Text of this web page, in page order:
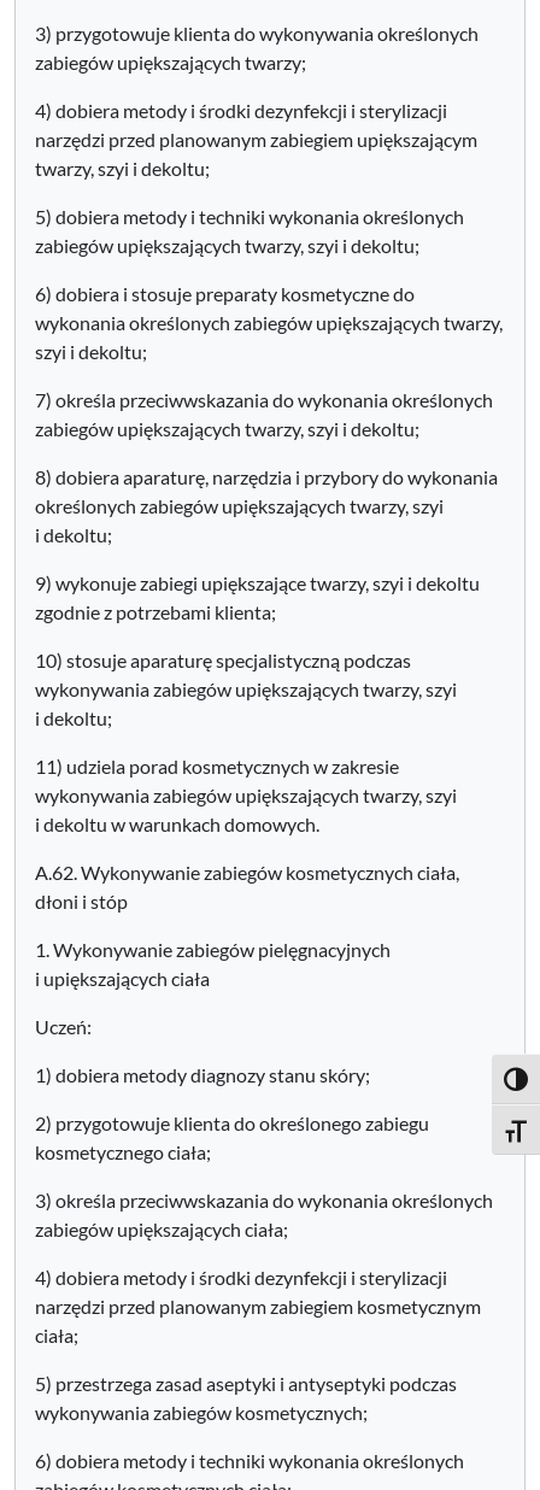
3) przygotowuje klienta do wykonywania określonych
zabiegów upiększających twarzy;
4) dobiera metody i środki dezynfekcji i sterylizacji
narzędzi przed planowanym zabiegiem upiększającym
twarzy, szyi i dekoltu;
5) dobiera metody i techniki wykonania określonych
zabiegów upiększających twarzy, szyi i dekoltu;
6) dobiera i stosuje preparaty kosmetyczne do
wykonania określonych zabiegów upiększających twarzy,
szyi i dekoltu;
7) określa przeciwwskazania do wykonania określonych
zabiegów upiększających twarzy, szyi i dekoltu;
8) dobiera aparaturę, narzędzia i przybory do wykonania
określonych zabiegów upiększających twarzy, szyi
i dekoltu;
9) wykonuje zabiegi upiększające twarzy, szyi i dekoltu
zgodnie z potrzebami klienta;
10) stosuje aparaturę specjalistyczną podczas
wykonywania zabiegów upiększających twarzy, szyi
i dekoltu;
11) udziela porad kosmetycznych w zakresie
wykonywania zabiegów upiększających twarzy, szyi
i dekoltu w warunkach domowych.
A.62. Wykonywanie zabiegów kosmetycznych ciała,
dłoni i stóp
1. Wykonywanie zabiegów pielęgnacyjnych
i upiększających ciała
Uczeń:
1) dobiera metody diagnozy stanu skóry;
2) przygotowuje klienta do określonego zabiegu
kosmetycznego ciała;
3) określa przeciwwskazania do wykonania określonych
zabiegów upiększających ciała;
4) dobiera metody i środki dezynfekcji i sterylizacji
narzędzi przed planowanym zabiegiem kosmetycznym
ciała;
5) przestrzega zasad aseptyki i antyseptyki podczas
wykonywania zabiegów kosmetycznych;
6) dobiera metody i techniki wykonania określonych